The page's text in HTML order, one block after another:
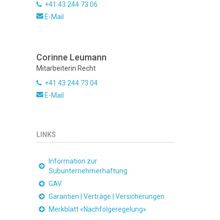
+41 43 244 73 06
E-Mail
Corinne Leumann
Mitarbeiterin Recht
+41 43 244 73 04
E-Mail
LINKS
Information zur
Subunternehmerhaftung
GAV
Garantien | Verträge | Versicherungen
Merkblatt «Nachfolgeregelung»